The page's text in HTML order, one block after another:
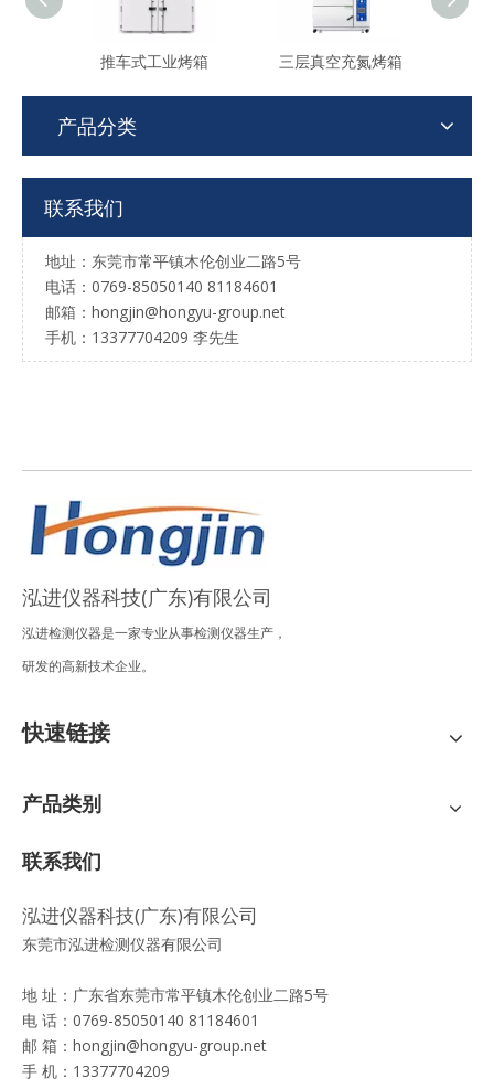
推车式工业烤箱 三层真空充氮烤箱
产品分类
联系我们
地址：东莞市常平镇木伦创业二路5号
电话：0769-85050140 81184601
邮箱：hongjin@hongyu-group.net
手机：13377704209 李先生
泓进仪器科技(广东)有限公司
泓进检测仪器是一家专业从事检测仪器生产，
研发的高新技术企业。
快速链接
产品类别
联系我们
泓进仪器科技(广东)有限公司
东莞市泓进检测仪器有限公司
地 址：广东省东莞市常平镇木伦创业二路5号
电 话：0769-85050140 81184601
邮 箱： hongjin@hongyu-group.net
手 机：13377704209